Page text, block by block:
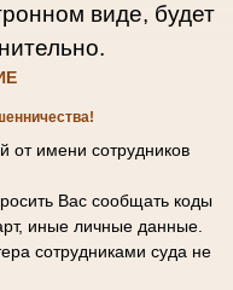
виде, будет
от имени сотрудников
Вас сообщать коды
иные личные данные.
сотрудниками суда не